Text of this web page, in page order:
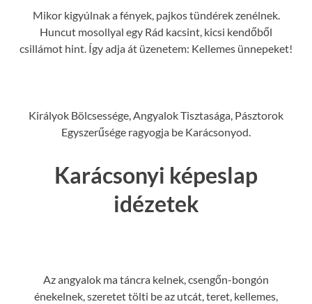
Mikor kigyúlnak a fények, pajkos tündérek zenélnek.
Huncut mosollyal egy Rád kacsint, kicsi kendőből
csillámot hint. Így adja át üzenetem: Kellemes ünnepeket!
Királyok Bölcsessége, Angyalok Tisztasága, Pásztorok
Egyszerűsége ragyogja be Karácsonyod.
Karácsonyi képeslap
idézetek
Az angyalok ma táncra kelnek, csengőn-bongón
énekelnek, szeretet tölti be az utcát, teret, kellemes,